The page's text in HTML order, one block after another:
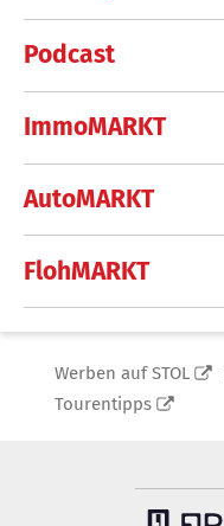
Podcast
ImmoMARKT
AutoMARKT
FlohMARKT
Werben auf STOL
Tourentipps